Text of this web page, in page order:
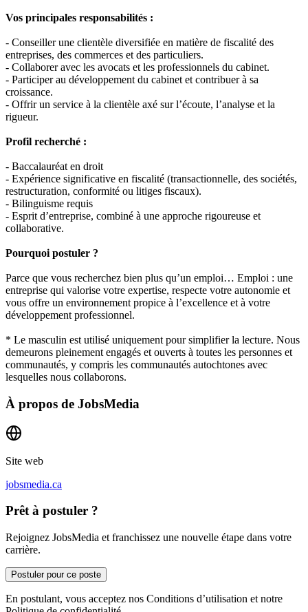
Vos principales responsabilités :
- Conseiller une clientèle diversifiée en matière de fiscalité des
entreprises, des commerces et des particuliers.
- Collaborer avec les avocats et les professionnels du cabinet.
- Participer au développement du cabinet et contribuer à sa
croissance.
- Offrir un service à la clientèle axé sur l’écoute, l’analyse et la
rigueur.
Profil recherché :
- Baccalauréat en droit
- Expérience significative en fiscalité (transactionnelle, des sociétés,
restructuration, conformité ou litiges fiscaux).
- Bilinguisme requis
- Esprit d’entreprise, combiné à une approche rigoureuse et
collaborative.
Pourquoi postuler ?
Parce que vous recherchez bien plus qu’un emploi… Emploi : une
entreprise qui valorise votre expertise, respecte votre autonomie et
vous offre un environnement propice à l’excellence et à votre
développement professionnel.
* Le masculin est utilisé uniquement pour simplifier la lecture. Nous
demeurons pleinement engagés et ouverts à toutes les personnes et
communautés, y compris les communautés autochtones avec
lesquelles nous collaborons.
À propos de JobsMedia
Site web
jobsmedia.ca
Prêt à postuler ?
Rejoignez JobsMedia et franchissez une nouvelle étape dans votre
carrière.
Postuler pour ce poste
En postulant, vous acceptez nos Conditions d’utilisation et notre